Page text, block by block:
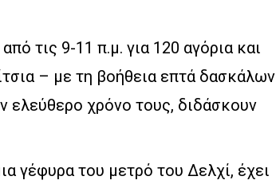
τις 9-11 π.μ. για 120 αγόρια και
– με τη βοήθεια επτά δασκάλων
ελεύθερο χρόνο τους, διδάσκουν
γέφυρα του μετρό του Δελχί, έχει